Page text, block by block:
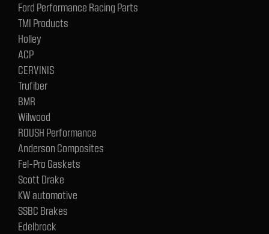
Ford Performance Racing Parts
TMI Products
Holley
ACP
CERVINIS
Trufiber
BMR
Wilwood
ROUSH Performance
Anderson Composites
Fel-Pro Gaskets
Scott Drake
KW automotive
SSBC Brakes
Edelbrock